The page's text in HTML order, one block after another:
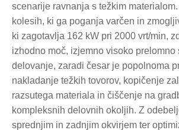
scenarije ravnanja s težkim
kolesih, ki ga poganja varčen in
ki zagotavlja 162 kW pri 2000 vrt/min,
izhodno moč, izjemno visoko prelomno
delovanje, zaradi česar je popolnoma
nakladanje težkih tovorov, kopičenje
razsutega materiala in čiščenje na
kompleksnih delovnih okoljih. Z
sprednjim in zadnjim okvirjem ter